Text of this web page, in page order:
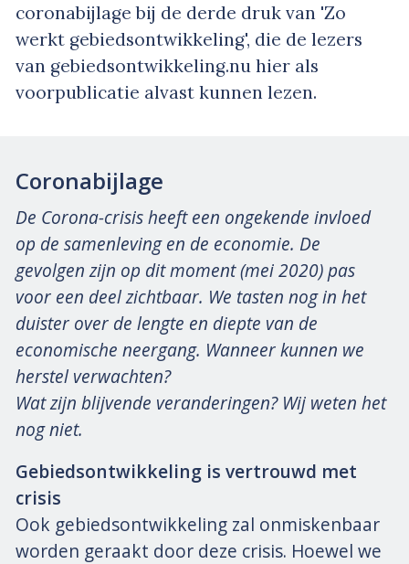
coronabijlage bij de derde druk van 'Zo
werkt gebiedsontwikkeling', die de lezers
van gebiedsontwikkeling.nu hier als
voorpublicatie alvast kunnen lezen.
Coronabijlage
De Corona-crisis heeft een ongekende invloed
op de samenleving en de economie. De
gevolgen zijn op dit moment (mei 2020) pas
voor een deel zichtbaar. We tasten nog in het
duister over de lengte en diepte van de
economische neergang. Wanneer kunnen we
herstel verwachten?
Wat zijn blijvende veranderingen? Wij weten het
nog niet.
Gebiedsontwikkeling is vertrouwd met
crisis
Ook gebiedsontwikkeling zal onmiskenbaar
worden geraakt door deze crisis. Hoewel we